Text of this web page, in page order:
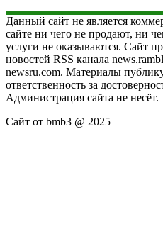
Данный сайт не является
сайте ни чего не продают, ни
услуги не оказываются. Сайт
новостей RSS канала
newsru.com. Материалы
ответственность за
Администрация сайта не несёт.
Сайт от bmb3 @ 2025